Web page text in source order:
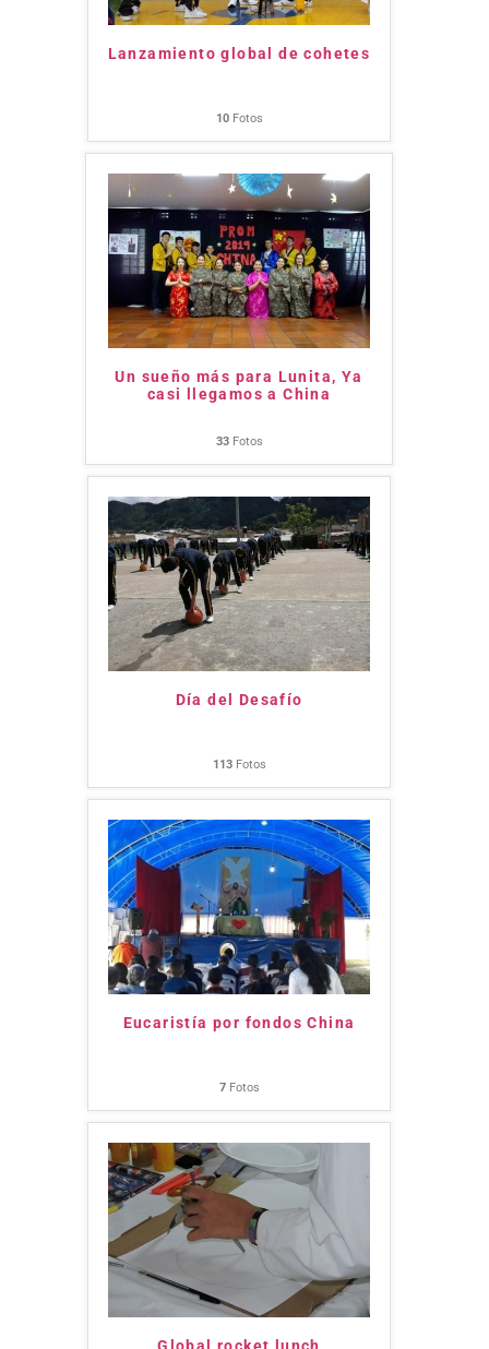
Lanzamiento global de cohetes
10Fotos
Un sueño más para Lunita, Ya
casi llegamos a China
33Fotos
Día del Desafío
113Fotos
Eucaristía por fondos China
7Fotos